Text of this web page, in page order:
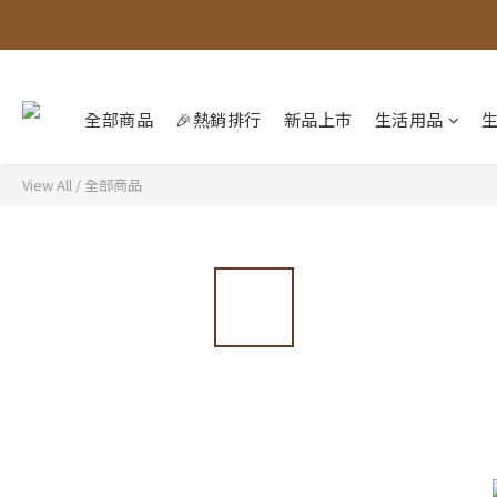
全部商品 🎉熱銷排行 新品上市 生活用品
View All / 全部商品